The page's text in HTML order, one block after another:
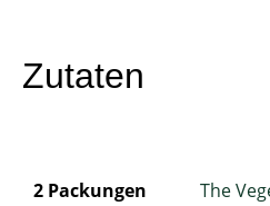
Zutaten
2 Packungen
The